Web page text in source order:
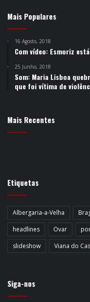
Mais Populares
16 Agosto, 2018
Com vídeo: Esmoriz
25 Junho, 2018
Som: Maria Lisboa
que foi vítima de
Mais Recentes
Etiquetas
Albergaria-a-Velha
headlines
Ovar
slideshow
Viana do
Siga-nos